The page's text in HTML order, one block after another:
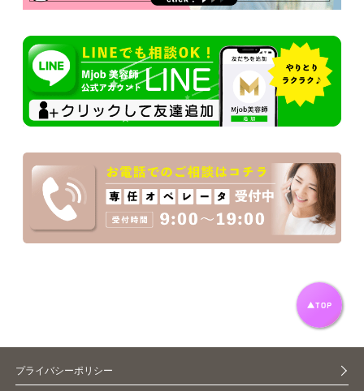
プライバシーポリシー